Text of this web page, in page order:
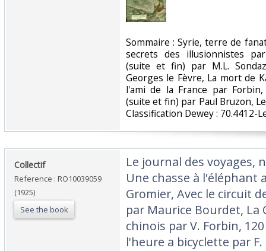
‎Sommaire : Syrie, terre de
secrets des illusionnistes
(suite et fin) par M.L.
Georges le Fèvre, La mort de
l'ami de la France par
(suite et fin) par Paul Bruzon,
Classification Dewey : 70.4412-
‎Collectif‎
Reference : RO10039059
(1925)
See the book
‎Le journal des voyages,
Une chasse à l'éléphant
Gromier, Avec le circuit
par Maurice Bourdet, La
chinois par V. Forbin,
l'heure a bicyclette par F.‎